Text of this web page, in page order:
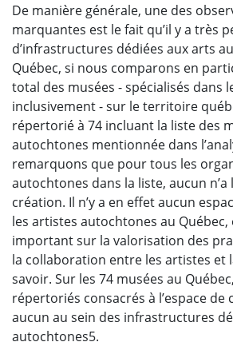
De manière générale, une des
marquantes est le fait qu’il y a très
d’infrastructures dédiées aux arts
Québec, si nous comparons en
total des musées - spécialisés dans
inclusivement - sur le territoire
répertorié à 74 incluant la liste des
autochtones mentionnée dans
remarquons que pour tous les
autochtones dans la liste, aucun
création. Il n’y a en effet aucun
les artistes autochtones au
important sur la valorisation des
la collaboration entre les artistes et
savoir. Sur les 74 musées au
répertoriés consacrés à l’espace de
aucun au sein des infrastructures
autochtones5.